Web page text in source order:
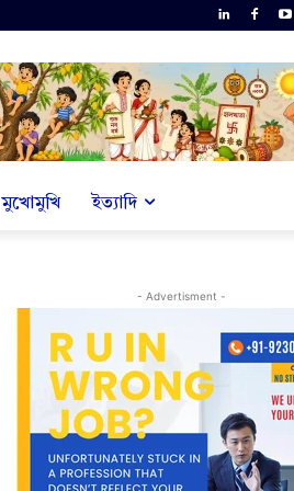
মুখোমুখি ইত্যাদি
- Advertisment -